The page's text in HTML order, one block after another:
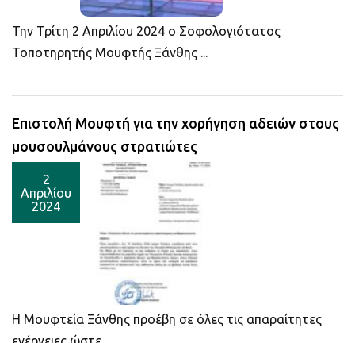
Την Τρίτη 2 Απριλίου 2024 ο Σοφολογιότατος
Τοποτηρητής Μουφτής Ξάνθης ...
Επιστολή Μουφτή για την χορήγηση αδειών στους
μουσουλμάνους στρατιώτες
2
Απριλίου
2024
Η Μουφτεία Ξάνθης προέβη σε όλες τις απαραίτητες